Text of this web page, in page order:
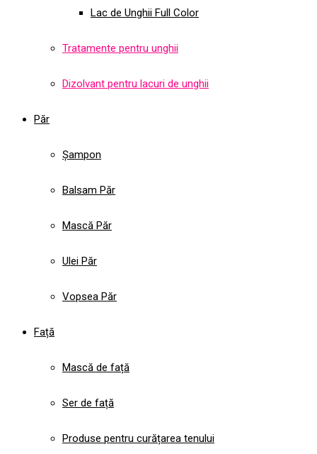
Lac de Unghii Full Color
Tratamente pentru unghii
Dizolvant pentru lacuri de unghii
Păr
Șampon
Balsam Păr
Mască Păr
Ulei Păr
Vopsea Păr
Față
Mască de față
Ser de față
Produse pentru curățarea tenului